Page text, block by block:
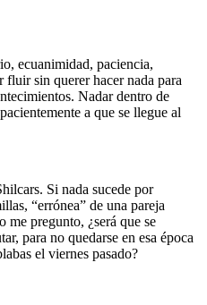
ecuanimidad, paciencia,
sin querer hacer nada para
Nadar dentro de
a que se llegue al
Si nada sucede por
“errónea” de una pareja
me pregunto, ¿será que se
para no quedarse en esa época
el viernes pasado?